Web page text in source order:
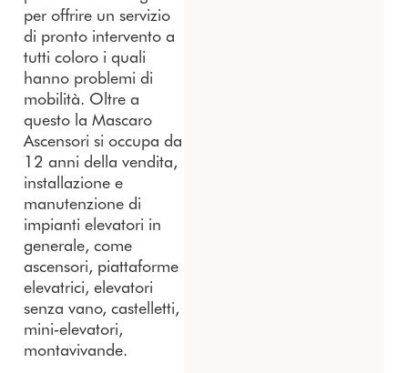
per offrire un servizio
di pronto intervento a
tutti coloro i quali
hanno problemi di
mobilità. Oltre a
questo la Mascaro
Ascensori si occupa da
12 anni della vendita,
installazione e
manutenzione di
impianti elevatori in
generale, come
ascensori, piattaforme
elevatrici, elevatori
senza vano, castelletti,
mini‐elevatori,
montavivande.